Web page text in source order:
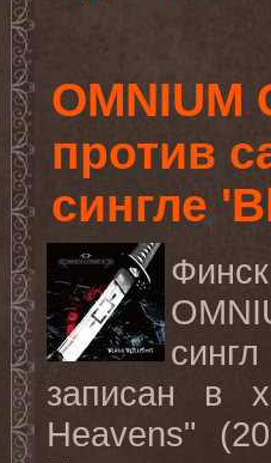
OMNIUM
против
сингле
сингл
записан в
Heavens"